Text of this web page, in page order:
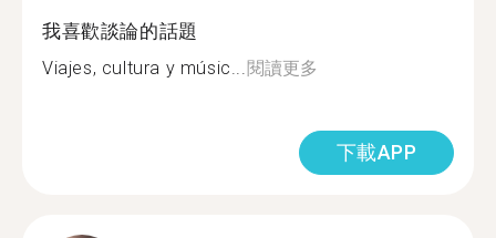
我喜歡談論的話題
Viajes, cultura y músic...閱讀更多
下載APP